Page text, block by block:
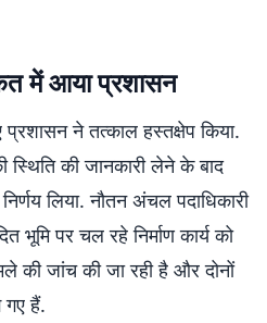
में आया प्रशासन
ने तत्काल हस्तक्षेप किया.
स्थिति की जानकारी लेने के बाद
लिया. नौतन अंचल पदाधिकारी
भूमि पर चल रहे निर्माण कार्य को
की जांच की जा रही है और दोनों
गए हैं.